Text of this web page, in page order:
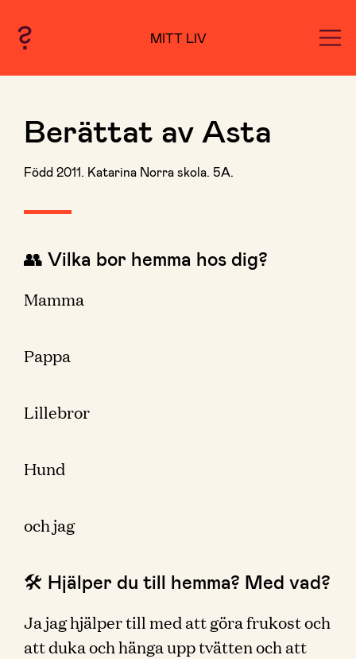
MITT LIV
Berättat av Asta
Född 2011. Katarina Norra skola. 5A.
👥 Vilka bor hemma hos dig?
Mamma
Pappa
Lillebror
Hund
och jag
🛠 Hjälper du till hemma? Med vad?
Ja jag hjälper till med att göra frukost och
att duka och hänga upp tvätten och att